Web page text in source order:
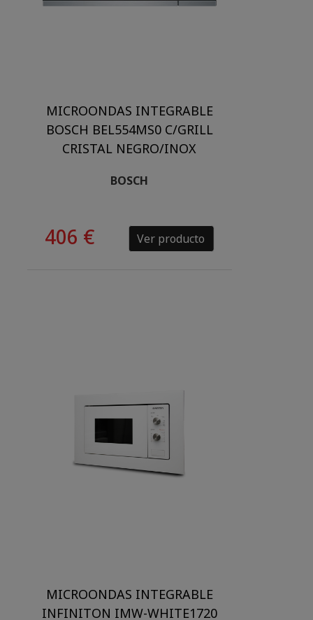
MICROONDAS INTEGRABLE
BOSCH BEL554MS0 C/GRILL
CRISTAL NEGRO/INOX
BOSCH
406 € Ver producto
MICROONDAS INTEGRABLE
INFINITON IMW-WHITE1720